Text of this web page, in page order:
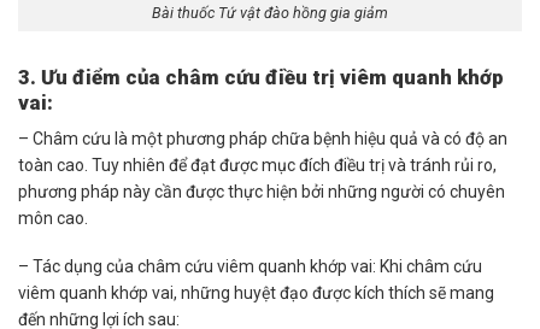
Bài thuốc Tứ vật đào hồng gia giảm
3. Ưu điểm của châm cứu điều trị viêm quanh khớp
vai:
– Châm cứu là một phương pháp chữa bệnh hiệu quả và có độ an
toàn cao. Tuy nhiên để đạt được mục đích điều trị và tránh rủi ro,
phương pháp này cần được thực hiện bởi những người có chuyên
môn cao.
– Tác dụng của châm cứu viêm quanh khớp vai: Khi châm cứu
viêm quanh khớp vai, những huyệt đạo được kích thích sẽ mang
đến những lợi ích sau: